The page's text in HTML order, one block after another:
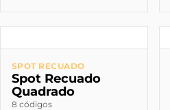
SPOT RECUADO
Spot Recuado
Quadrado
8 códigos